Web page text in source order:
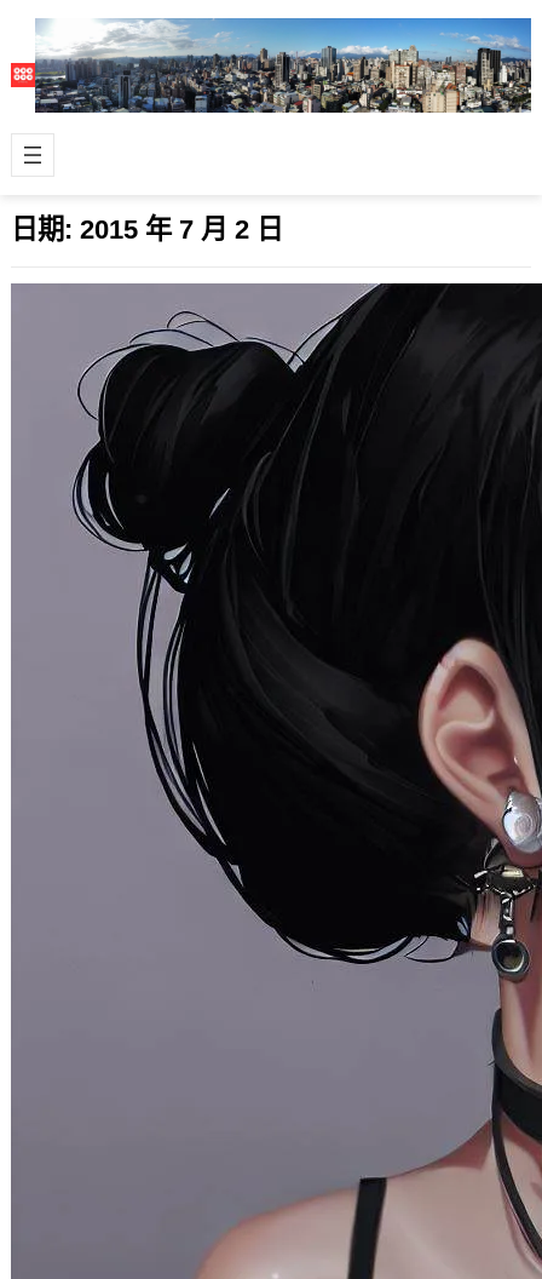
日期: 2015 年 7 月 2 日
已經7年的噗浪該何去何從 ?
2015 年 7 月 2 日
最近申請並下載了 Plurk 的備份，使用
這個網站的微網誌服務已經有7年了，
不確定還能夠用多久，也為之後萬一